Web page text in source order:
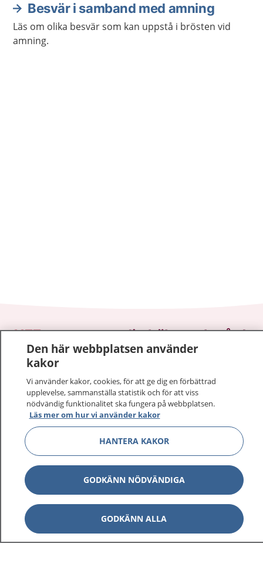
Besvär i samband med amning
Läs om olika besvär som kan uppstå i brösten vid
amning.
1177–tryggt om din hälsa och vård
På 1177.se får du råd om hälsa och information om
sjukdomar och vilka mottagningar du kan kontakta.
Logga in för att läsa din journal och göra dina
vårdärenden. Ring telefonnummer 1177 för
sjukvårdsrådgivning dygnet runt.
1177 ger dig råd när du vill må bättre.
1177 på flera språk Visa
Om 1177 Visa
Den här webbplatsen använder
kakor
Vi använder kakor, cookies, för att ge dig en förbättrad
upplevelse, sammanställa statistik och för att viss
nödvändig funktionalitet ska fungera på webbplatsen.
Läs mer om hur vi använder kakor
HANTERA KAKOR
GODKÄNN NÖDVÄNDIGA
GODKÄNN ALLA